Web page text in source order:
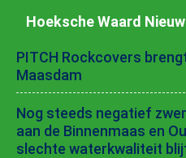
Hoeksche Waard
PITCH Rockcovers
Maasdam
Nog steeds negatief
aan de Binnenmaas en
slechte waterkwaliteit